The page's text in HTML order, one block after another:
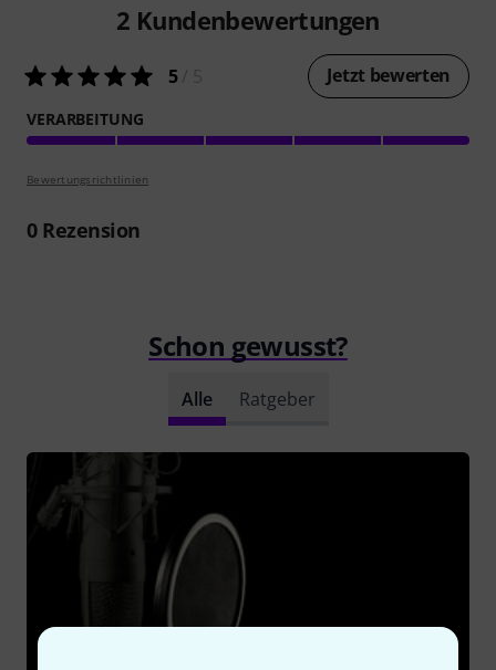
2 Kundenbewertungen
5/ 5 Jetzt bewerten
VERARBEITUNG
Bewertungsrichtlinien
0Rezension
Schon gewusst?
Alle Ratgeber